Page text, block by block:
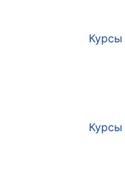
Курсы
Курсы